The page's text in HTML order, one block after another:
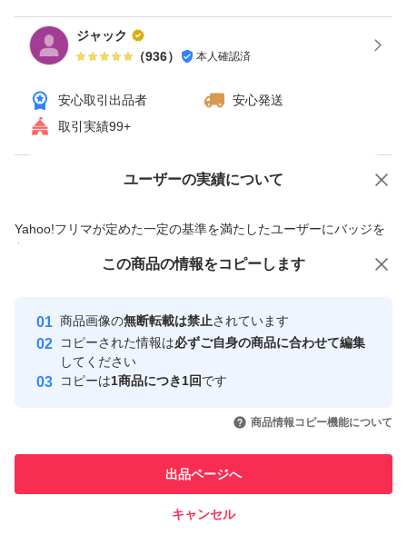
ジャック
（936） 本人確認済
安心取引出品者
安心発送
取引実績99+
ユーザーの実績について
Yahoo!フリマが定めた一定の基準を満たしたユーザーにバッジを
付与しています
安心取引出品者
心・安全なユーザーです
取引実績
引を完了させた実績があります
での取引実績があります
価格の相談 商品への質問
この商品の情報をコピーします
商品画像の無断転載は禁止されています
コピーされた情報は必ずご自身の商品に合わせて編集
してください
コピーは1商品につき1回です
商品情報コピー機能について
出品ページへ
キャンセル
この商品をみている人にオススメ